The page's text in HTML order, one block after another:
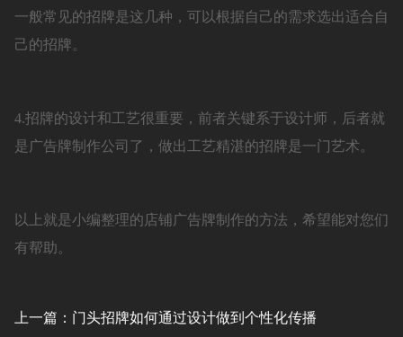
一般常见的招牌是这几种，可以根据自己的需求选出适合自
己的招牌。
4.招牌的设计和工艺很重要，前者关键系于设计师，后者就
是广告牌制作公司了，做出工艺精湛的招牌是一门艺术。
以上就是小编整理的店铺广告牌制作的方法，希望能对您们
有帮助。
上一篇：门头招牌如何通过设计做到个性化传播